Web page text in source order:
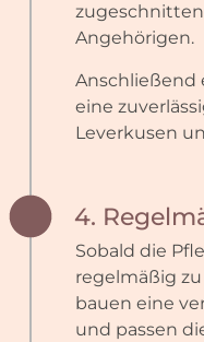
Angehörigen.
Anschließend
eine
Leverkusen
4.
Sobald die
regelmäßig
bauen eine
und passen